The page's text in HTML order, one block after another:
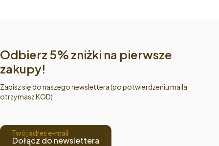
Odbierz 5% zniżki na pierwsze
zakupy!
Zapisz się do naszego newslettera (po potwierdzeniu maila
otrzymasz KOD)
Twój adres e-mail
Dołącz do newslettera